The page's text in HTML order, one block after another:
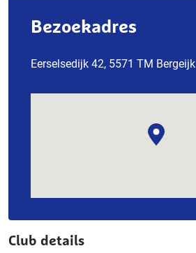
Bezoekadres
Eerselsedijk 42, 5571 TM Bergeijk
Club details